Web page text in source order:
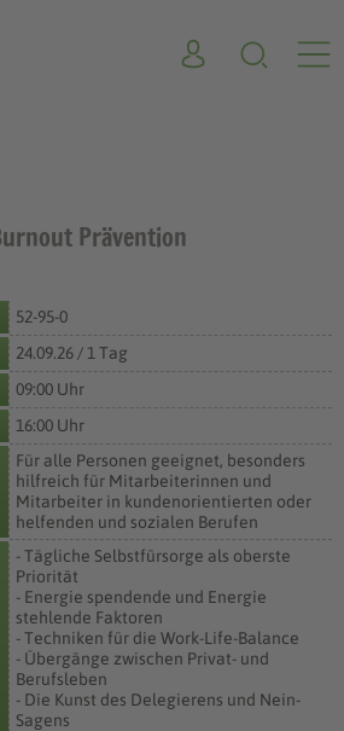
Prävention
52-95-0
24.09.26 / 1 Tag
09:00 Uhr
16:00 Uhr
Für alle Personen geeignet, besonders
hilfreich für Mitarbeiterinnen und
Mitarbeiter in kundenorientierten oder
helfenden und sozialen Berufen
- Tägliche Selbstfürsorge als oberste
Priorität
- Energie spendende und Energie
stehlende Faktoren
- Techniken für die Work-Life-Balance
- Übergänge zwischen Privat- und
Berufsleben
- Die Kunst des Delegierens und Nein-
Sagens